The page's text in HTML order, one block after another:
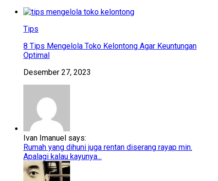
Tips
8 Tips Mengelola Toko Kelontong Agar Keuntungan
Optimal
Desember 27, 2023
Ivan Imanuel says:
Rumah yang dihuni juga rentan diserang rayap min.
Apalagi kalau kayunya...